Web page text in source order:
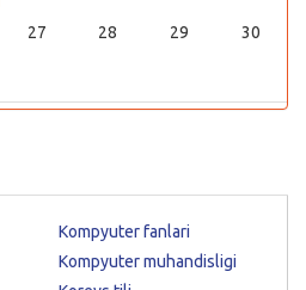
27 28 29 30
Kompyuter fanlari
Kompyuter muhandisligi